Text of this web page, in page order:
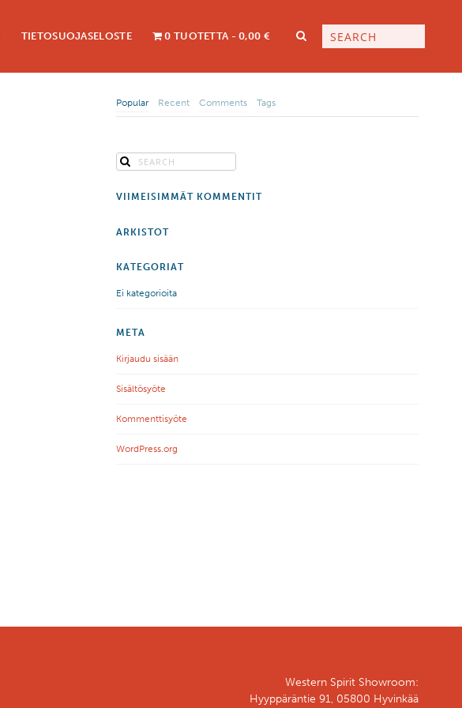
TIETOSUOJASELOSTE 0 TUOTETTA 0,00 €
Popular Recent Comments Tags
VIIMEISIMMÄT KOMMENTIT
ARKISTOT
KATEGORIAT
Ei kategorioita
META
Kirjaudu sisään
Sisältösyöte
Kommenttisyöte
WordPress.org
Western Spirit Showroom:
Hyyppäräntie 91, 05800 Hyvinkää